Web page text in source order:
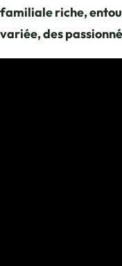
familiale riche,
variée, des